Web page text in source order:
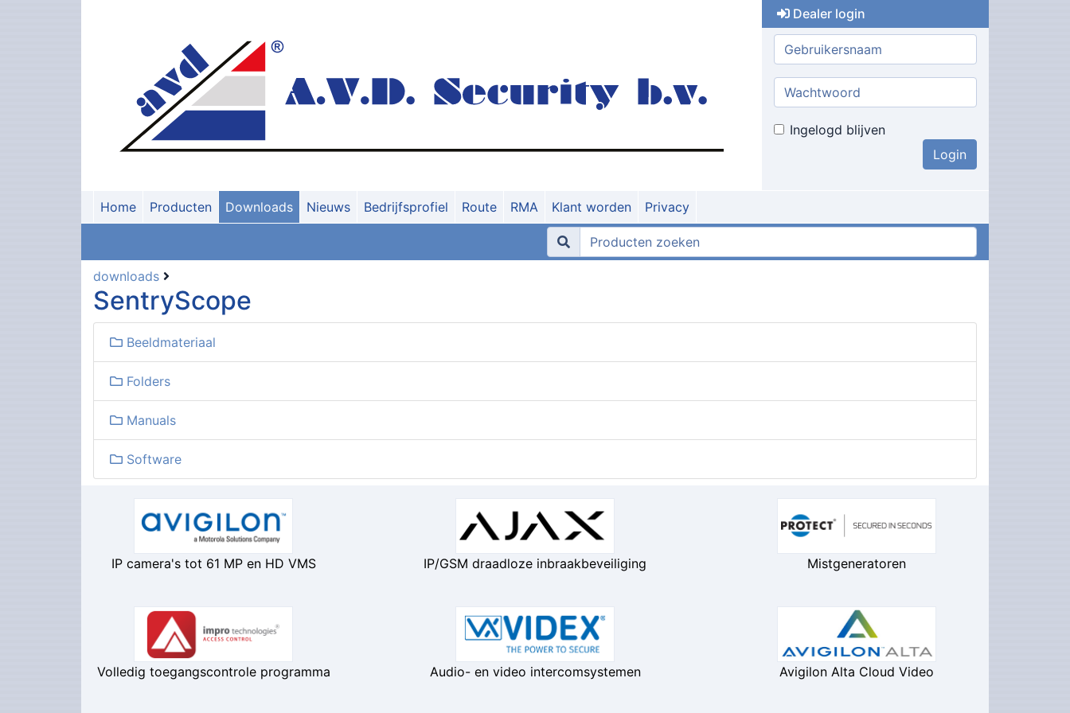
Dealer login
Gebruikersnaam:
Wachtwoord:
Ingelogd blijven
Home Producten Downloads Nieuws Bedrijfsprofiel Route RMA Klant worden Privacy
downloads
SentryScope
Beeldmateriaal
Folders
Manuals
Software
IP camera's tot 61 MP en HD VMS IP/GSM draadloze inbraakbeveiliging Mistgeneratoren
Volledig toegangscontrole programma Audio- en video intercomsystemen Avigilon Alta Cloud Video